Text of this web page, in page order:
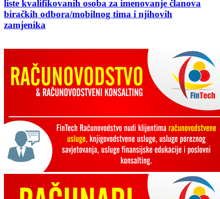
liste kvalifikovanih osoba za imenovanje članova
biračkih odbora/mobilnog tima i njihovih
zamjenika